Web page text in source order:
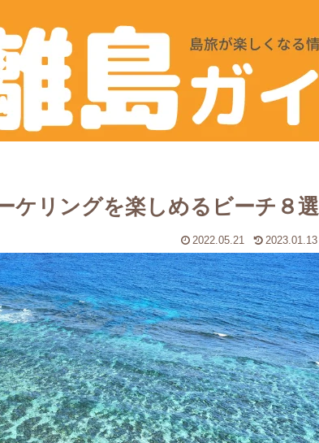
ケリングを楽しめるビーチ８選
2022.05.21 2023.01.13